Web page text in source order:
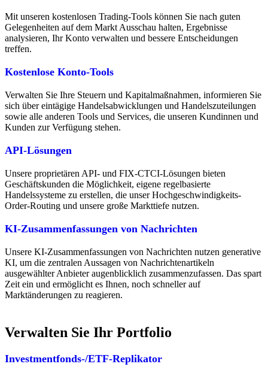
Mit unseren kostenlosen Trading-Tools können Sie nach guten
Gelegenheiten auf dem Markt Ausschau halten, Ergebnisse
analysieren, Ihr Konto verwalten und bessere Entscheidungen
treffen.
Kostenlose Konto-Tools
Verwalten Sie Ihre Steuern und Kapitalmaßnahmen, informieren Sie
sich über eintägige Handelsabwicklungen und Handelszuteilungen
sowie alle anderen Tools und Services, die unseren Kundinnen und
Kunden zur Verfügung stehen.
API-Lösungen
Unsere proprietären API- und FIX-CTCI-Lösungen bieten
Geschäftskunden die Möglichkeit, eigene regelbasierte
Handelssysteme zu erstellen, die unser Hochgeschwindigkeits-
Order-Routing und unsere große Markttiefe nutzen.
KI-Zusammenfassungen von Nachrichten
Unsere KI-Zusammenfassungen von Nachrichten nutzen generative
KI, um die zentralen Aussagen von Nachrichtenartikeln
ausgewählter Anbieter augenblicklich zusammenzufassen. Das spart
Zeit ein und ermöglicht es Ihnen, noch schneller auf
Marktänderungen zu reagieren.
Verwalten Sie Ihr Portfolio
Investmentfonds-/ETF-Replikator